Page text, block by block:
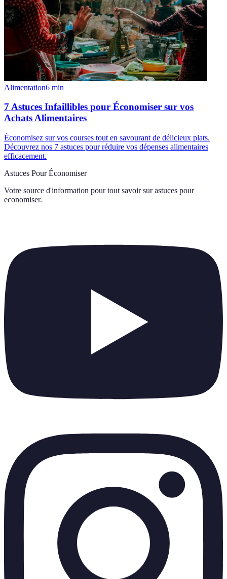
Alimentation6 min
7 Astuces Infaillibles pour Économiser sur vos
Achats Alimentaires
Économisez sur vos courses tout en savourant de délicieux plats.
Découvrez nos 7 astuces pour réduire vos dépenses alimentaires
efficacement.
Astuces Pour Économiser
Votre source d'information pour tout savoir sur astuces pour
economiser.